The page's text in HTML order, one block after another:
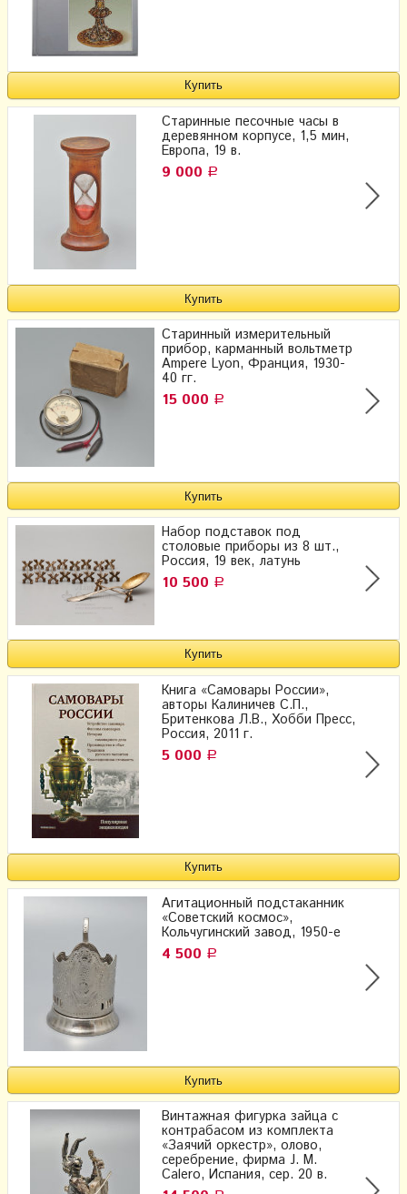
Старинные песочные часы в
деревянном корпусе, 1,5 мин,
Европа, 19 в.
9 000 Р
Старинный измерительный
прибор, карманный вольтметр
Ampere Lyon, Франция, 1930-
40 гг.
15 000 Р
Набор подставок под
столовые приборы из 8 шт.,
Россия, 19 век, латунь
10 500 Р
Книга «Самовары России»,
авторы Калиничев С.П.,
Бритенкова Л.В., Хобби Пресс,
Россия, 2011 г.
5 000 Р
Агитационный подстаканник
«Советский космос»,
Кольчугинский завод, 1950-е
4 500 Р
Винтажная фигурка зайца с
контрабасом из комплекта
«Заячий оркестр», олово,
серебрение, фирма J. M.
Calero, Испания, сер. 20 в.